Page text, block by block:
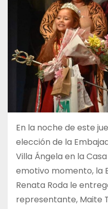
En la noche de este
elección de la
Villa Ángela en la
emotivo momento, la
Renata Roda le
representante, Maite